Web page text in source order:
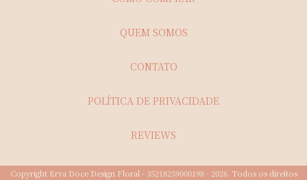
QUEM SOMOS
CONTATO
POLÍTICA DE PRIVACIDADE
REVIEWS
Copyright Erva Doce Design Floral - 35218259000198 - 2026. Todos os direitos